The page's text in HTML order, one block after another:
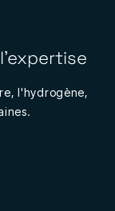
l'hydrogène,